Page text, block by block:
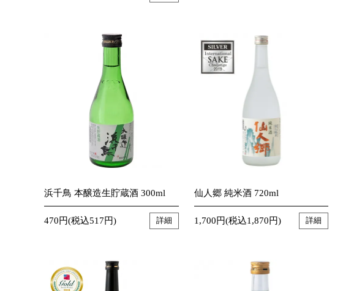
浜千鳥 本醸造生貯蔵酒 300ml
470円(税込517円) 詳細
仙人郷 純米酒 720ml
1,700円(税込1,870円) 詳細